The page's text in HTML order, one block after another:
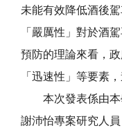
未能有效降低酒後
「嚴厲性」對於酒
預防的理論來看，
「迅速性」等要素
本次發表係由
謝沛怡專案研究人